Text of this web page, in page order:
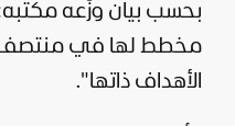
بحسب بيان وزّعه
مخطط لها في منتصف
الأهداف ذاتها".